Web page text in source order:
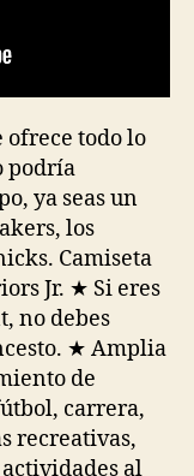
ofrece todo lo
podría
ya seas un
los
Camiseta
Jr. ★ Si eres
no debes
★ Amplia
de
carrera,
recreativas,
al